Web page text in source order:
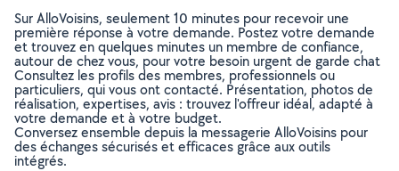
Sur AlloVoisins, seulement 10 minutes pour recevoir une
première réponse à votre demande. Postez votre demande
et trouvez en quelques minutes un membre de confiance,
autour de chez vous, pour votre besoin urgent de garde chat
Consultez les profils des membres, professionnels ou
particuliers, qui vous ont contacté. Présentation, photos de
réalisation, expertises, avis : trouvez l'offreur idéal, adapté à
votre demande et à votre budget.
Conversez ensemble depuis la messagerie AlloVoisins pour
des échanges sécurisés et efficaces grâce aux outils
intégrés.